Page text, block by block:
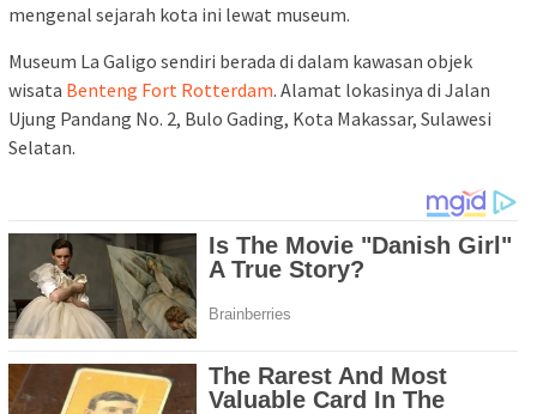
mengenal sejarah kota ini lewat museum.
Museum La Galigo sendiri berada di dalam kawasan objek
wisata Benteng Fort Rotterdam. Alamat lokasinya di Jalan
Ujung Pandang No. 2, Bulo Gading, Kota Makassar, Sulawesi
Selatan.